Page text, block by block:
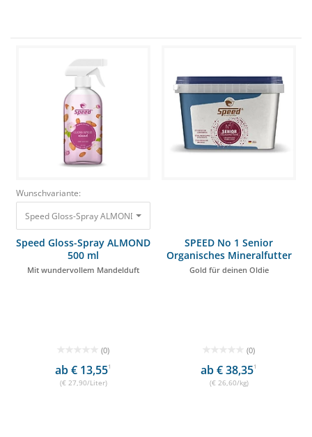
Wunschvariante:
Speed Gloss-Spray ALMOND 500 ml Mit wundervollem Mandelduft 13,95
Speed Gloss-Spray ALMOND
500 ml
Mit wundervollem Mandelduft
(0)
ab € 13,551
(€ 27,90/Liter)
SPEED No 1 Senior
Organisches Mineralfutter
1,5kg
Gold für deinen Oldie
(0)
ab € 38,351
(€ 26,60/kg)